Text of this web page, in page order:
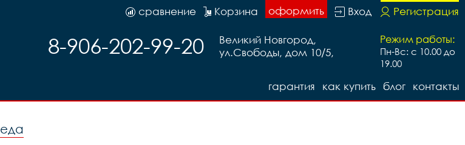
Регистрация
Вход
оформить
Корзина
сравнение
Режим работы:
Пн-Вс: с 10.00 до
19.00
Великий Новгород,
ул.Свободы, дом 10/5,
8-906-202-99-20
контакты
блог
как купить
гарантия